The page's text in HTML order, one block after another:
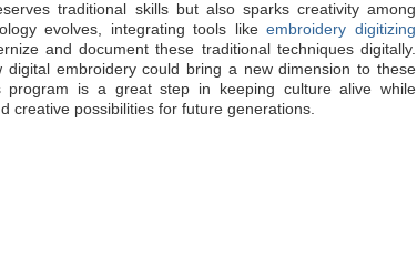
traditional skills but also sparks creativity among
evolves, integrating tools likeembroidery digitizing
and document these traditional techniques digitally.
digital embroidery could bring a new dimension to these
program is a great step in keeping culture alive while
creative possibilities for future generations.